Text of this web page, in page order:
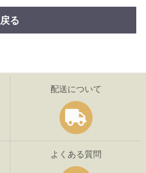
戻る
配送について
よくある質問